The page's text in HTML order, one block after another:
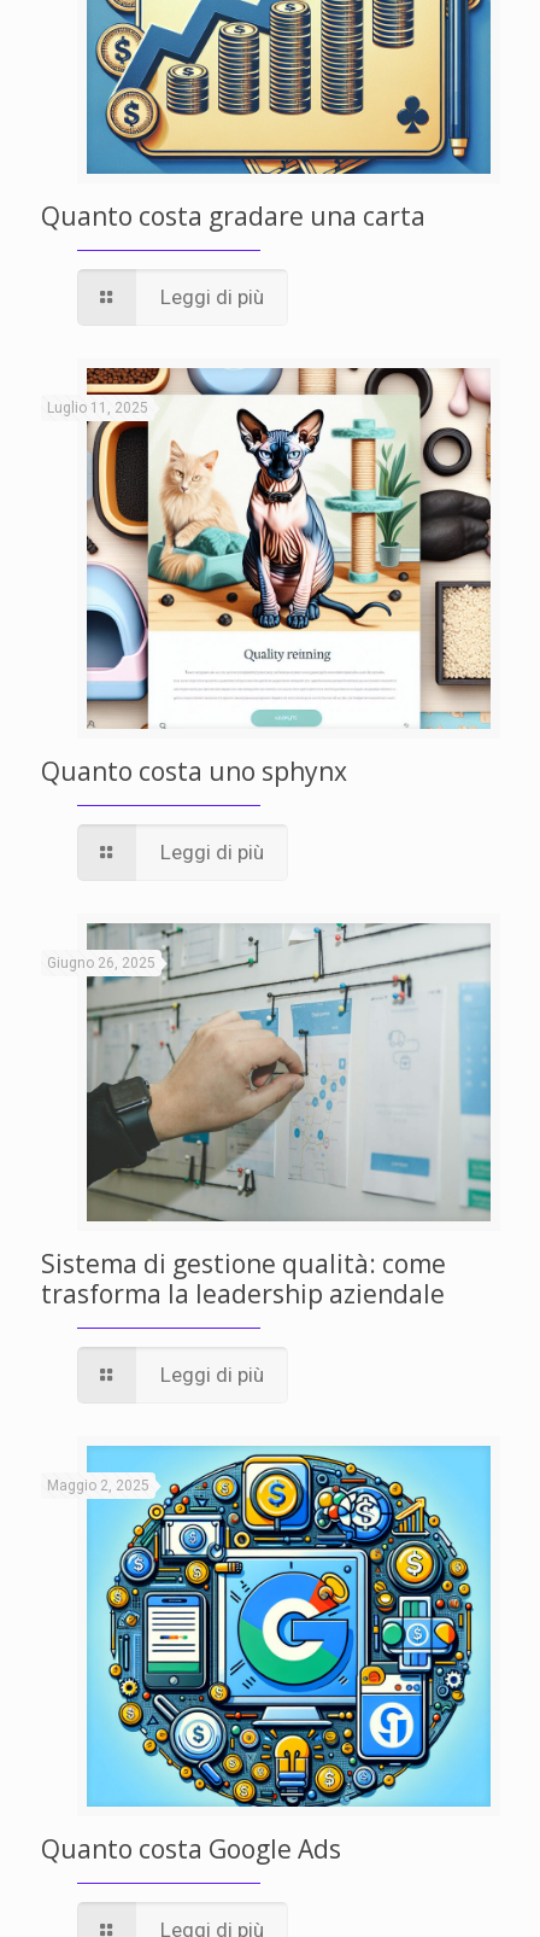
Quanto costa gradare una carta
Leggi di più
Luglio 11, 2025
Quanto costa uno sphynx
Leggi di più
Giugno 26, 2025
Sistema di gestione qualità: come
trasforma la leadership aziendale
Leggi di più
Maggio 2, 2025
Quanto costa Google Ads
Leggi di più